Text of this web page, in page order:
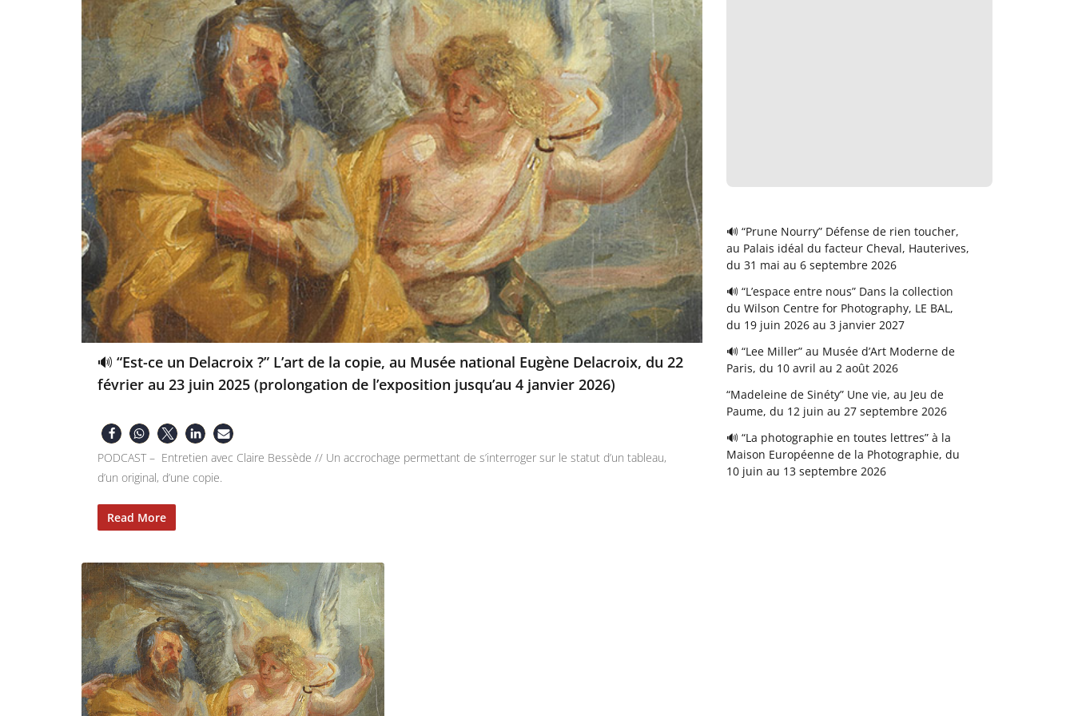
🔊 “Est-ce un Delacroix ?” L’art de la copie, au Musée national Eugène Delacroix, du 22
février au 23 juin 2025 (prolongation de l’exposition jusqu’au 4 janvier 2026)
PODCAST – Entretien avec Claire Bessède // Un accrochage permettant de s’interroger sur le statut d’un tableau,
d’un original, d’une copie.
Read More
🔊 “Prune Nourry” Défense de rien toucher,
au Palais idéal du facteur Cheval, Hauterives,
du 31 mai au 6 septembre 2026
🔊 “L’espace entre nous” Dans la collection
du Wilson Centre for Photography, LE BAL,
du 19 juin 2026 au 3 janvier 2027
🔊 “Lee Miller” au Musée d’Art Moderne de
Paris, du 10 avril au 2 août 2026
“Madeleine de Sinéty” Une vie, au Jeu de
Paume, du 12 juin au 27 septembre 2026
🔊 “La photographie en toutes lettres” à la
Maison Européenne de la Photographie, du
10 juin au 13 septembre 2026